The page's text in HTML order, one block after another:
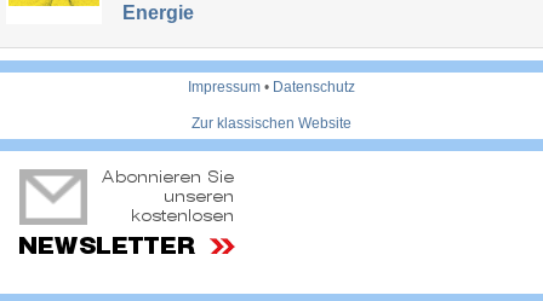
Energie
Impressum • Datenschutz
Zur klassischen Website